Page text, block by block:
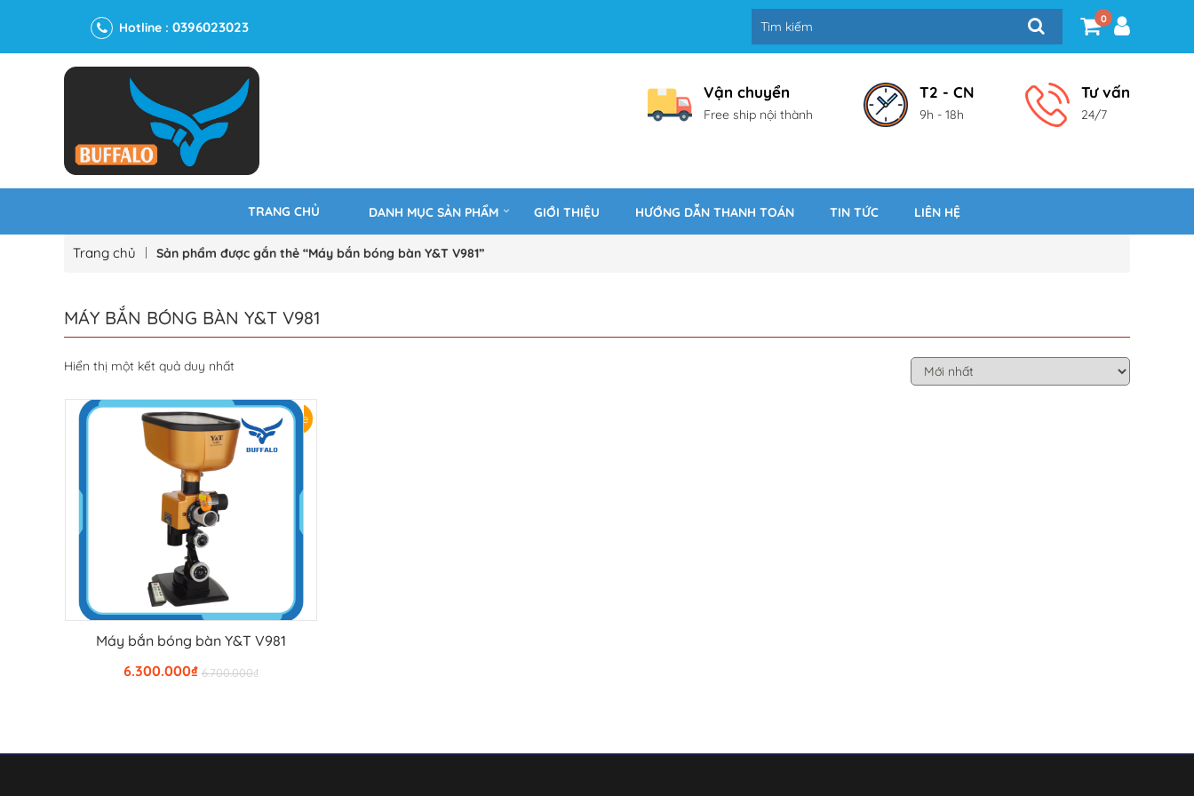
Hotline : 0396023023 0
Vận chuyển
Free ship nội thành
T2 - CN
9h - 18h
Tư vấn
24/7
TRANG CHỦ DANH MỤC SẢN PHẨM GIỚI THIỆU HƯỚNG DẪN THANH TOÁN TIN TỨC LIÊN HỆ
Trang chủ Sản phẩm được gắn thẻ “Máy bắn bóng bàn Y&T V981”
MÁY BẮN BÓNG BÀN Y&T V981
Hiển thị một kết quả duy nhất
Sale
THÊM VÀO GIỎ HÀNG
Máy bắn bóng bàn Y&T V981
₫
6.700.000
₫
6.300.000